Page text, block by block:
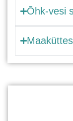
Õhk-vesi